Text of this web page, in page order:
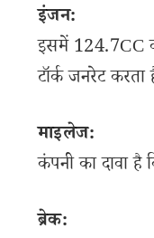
इंजन:
इसमें 124.7CC
टॉर्क जनरेट करता
माइलेज:
कंपनी का दावा
ब्रेक: